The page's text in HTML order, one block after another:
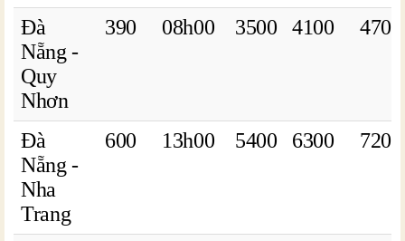
Đà
Nẵng -
Quy
Nhơn
390 08h00 3500 4100 4700
Đà
Nẵng -
Nha
Trang
600 13h00 5400 6300 7200